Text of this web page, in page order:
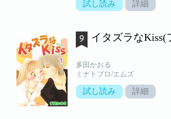
試し読み 詳細
イタズラなKiss(
多田かおる
ミナトプロ/エムズ
試し読み 詳細